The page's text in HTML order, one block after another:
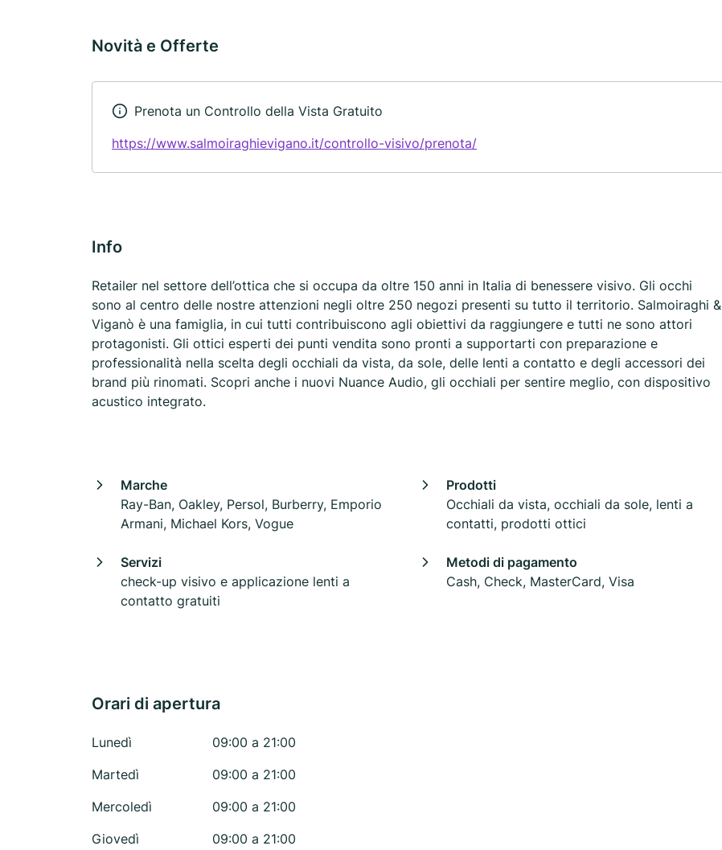
Novità e Offerte
Prenota un Controllo della Vista Gratuito
https://www.salmoiraghievigano.it/controllo-visivo/prenota/
Info
Retailer nel settore dell’ottica che si occupa da oltre 150 anni in Italia di benessere visivo. Gli occhi
sono al centro delle nostre attenzioni negli oltre 250 negozi presenti su tutto il territorio. Salmoiraghi &
Viganò è una famiglia, in cui tutti contribuiscono agli obiettivi da raggiungere e tutti ne sono attori
protagonisti. Gli ottici esperti dei punti vendita sono pronti a supportarti con preparazione e
professionalità nella scelta degli occhiali da vista, da sole, delle lenti a contatto e degli accessori dei
brand più rinomati. Scopri anche i nuovi Nuance Audio, gli occhiali per sentire meglio, con dispositivo
acustico integrato.
Marche
Ray-Ban, Oakley, Persol, Burberry, Emporio
Armani, Michael Kors, Vogue
Prodotti
Occhiali da vista, occhiali da sole, lenti a
contatti, prodotti ottici
Servizi
check-up visivo e applicazione lenti a
contatto gratuiti
Metodi di pagamento
Cash, Check, MasterCard, Visa
Orari di apertura
Lunedì
09:00 a 21:00
Martedì
09:00 a 21:00
Mercoledì
09:00 a 21:00
Giovedì
09:00 a 21:00